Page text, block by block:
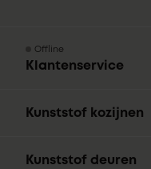
Offline
Klantenservice
Kunststof kozijnen
Kunststof deuren